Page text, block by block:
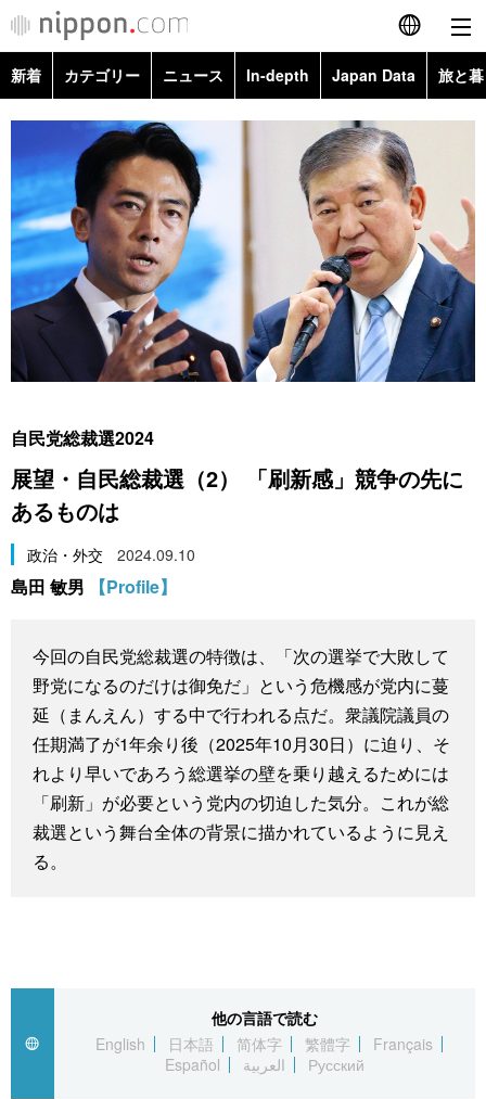
English
简体字
繁體字
Français
Español
العربية
カテゴリー
政治・外交
経済・ビジネス
社会
文化
科学・技術
スポーツ・東京2020
ニュース
トップ
In-depth
旅と暮らし
動画/Live
Books
Topics
Images
People
公式SNS
新着 カテゴリー ニュース In-depth Japan Data 旅と
政治・外交
経済・ビジネス
国際・海外
社会
文化
スポーツ・東京2020
Topics
Images
People
東京
お知らせ
自民党総裁選2024
展望・自民総裁選（2） 「刷新感」競争の先に
あるものは
政治・外交 2024.09.10
島田 敏男 【Profile】
今回の自民党総裁選の特徴は、「次の選挙で大敗して
野党になるのだけは御免だ」という危機感が党内に蔓
延（まんえん）する中で行われる点だ。衆議院議員の
任期満了が1年余り後（2025年10月30日）に迫り、そ
れより早いであろう総選挙の壁を乗り越えるためには
「刷新」が必要という党内の切迫した気分。これが総
裁選という舞台全体の背景に描かれているように見え
る。
他の言語で読む
English
日本語 简体字 繁體字
Français
Español
العربية Русский